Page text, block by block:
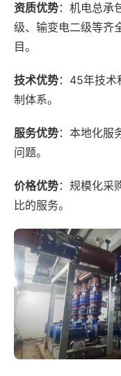
资质优势：机电总承
级、输变电二级等齐
目。
技术优势：45年技术
制体系。
服务优势：本地化服
问题。
价格优势：规模化采
比的服务。